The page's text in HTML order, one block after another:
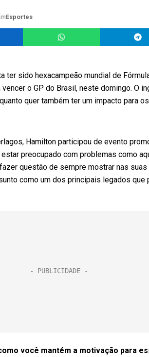
Esportes
ter sido hexacampeão mundial de
o GP do Brasil, neste domingo. O
quer também ter um impacto para
Hamilton participou de evento
preocupado com problemas como
questão de sempre mostrar nas
como um dos principais legados
você mantém a motivação para